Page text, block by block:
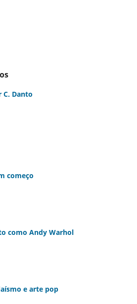
Danto
começo
como Andy Warhol
e arte pop